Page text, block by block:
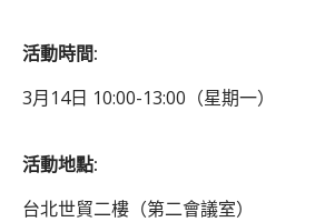
活動時間:
3月14日 10:00-13:00（星期一）
活動地點:
台北世貿二樓（第二會議室）